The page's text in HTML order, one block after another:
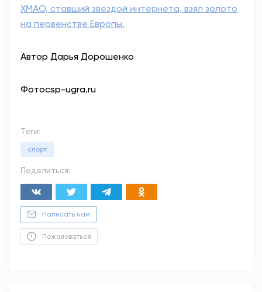
ХМАО, ставший звездой интернета, взял золото
на первенстве Европы.
Автор Дарья Дорошенко
Фотоcsp-ugra.ru
Теги:
спорт
Поделиться:
Написать нам
Пожаловаться